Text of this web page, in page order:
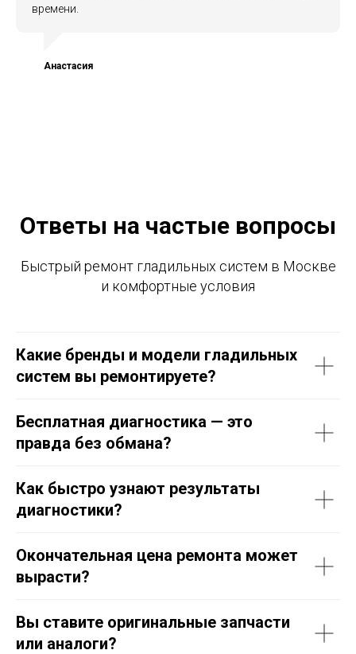
времени.
Анастасия
Ответы на частые вопросы
Быстрый ремонт гладильных систем в Москве
и комфортные условия
Какие бренды и модели гладильных
систем вы ремонтируете?
Бесплатная диагностика — это
правда без обмана?
Как быстро узнают результаты
диагностики?
Окончательная цена ремонта может
вырасти?
Вы ставите оригинальные запчасти
или аналоги?